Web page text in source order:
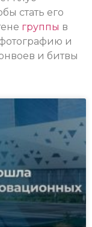
стать его
группы в
и
и битвы